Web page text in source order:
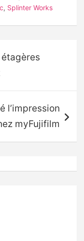
, Splinter Works
l’impression
myFujifilm